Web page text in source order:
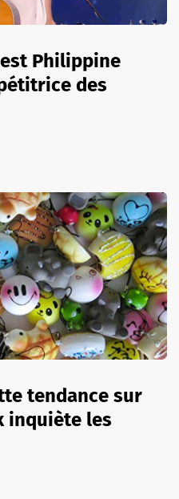
Philippine
des
tendance sur
inquiète les